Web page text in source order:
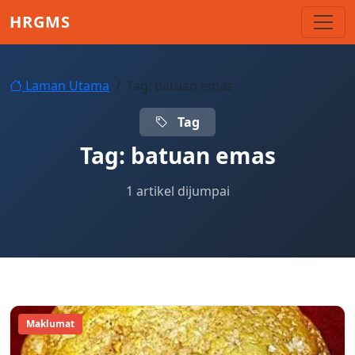
HRGMS
Laman Utama Tag: batuan emas
Tag
Tag: batuan emas
1 artikel dijumpai
Maklumat